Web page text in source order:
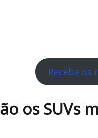
Receba os
os SUVs